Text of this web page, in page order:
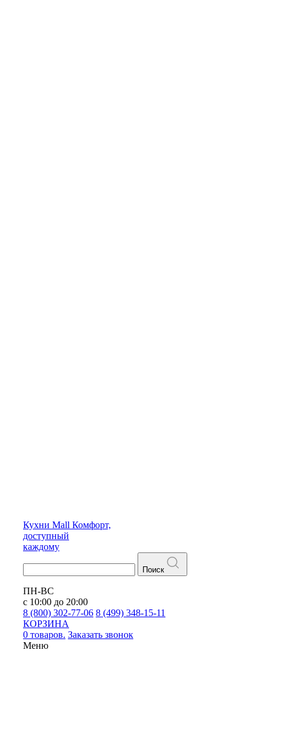
Кухни Mall Комфорт,
доступный
каждому
Поиск
ПН-ВС
с 10:00 до 20:00
8 (800) 302-77-06 8 (499) 348-15-11
КОРЗИНА
0 товаров. Заказать звонок
Меню